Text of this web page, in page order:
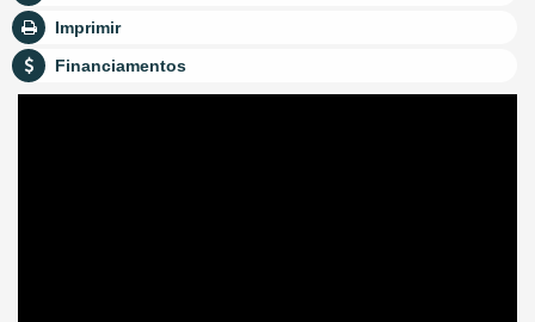
Imprimir
Financiamentos